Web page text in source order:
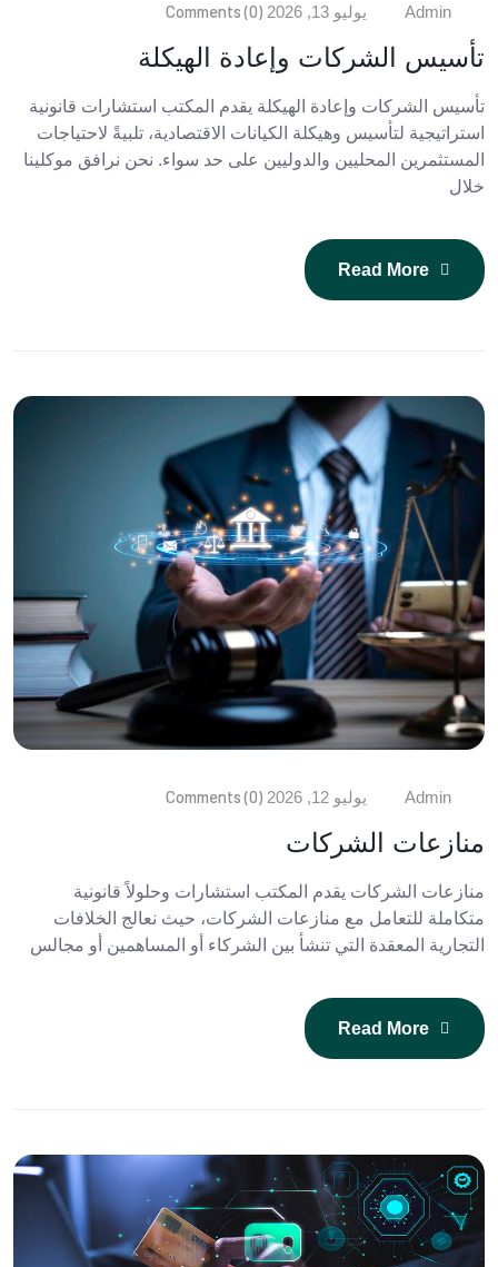
Admin يوليو 13, 2026 Comments (0)
تأسيس الشركات وإعادة الهيكلة
تأسيس الشركات وإعادة الهيكلة يقدم المكتب استشارات قانونية
استراتيجية لتأسيس وهيكلة الكيانات الاقتصادية، تلبيةً لاحتياجات
المستثمرين المحليين والدوليين على حد سواء. نحن نرافق موكلينا
خلال
Read More
Admin يوليو 12, 2026 Comments (0)
منازعات الشركات
منازعات الشركات يقدم المكتب استشارات وحلولاً قانونية
متكاملة للتعامل مع منازعات الشركات، حيث نعالج الخلافات
التجارية المعقدة التي تنشأ بين الشركاء أو المساهمين أو مجالس
Read More